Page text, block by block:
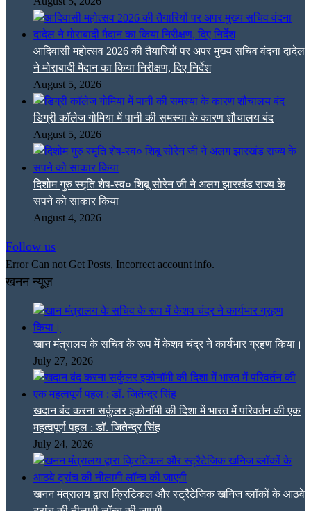
आदिवासी महोत्सव 2026 की तैयारियों पर अपर मुख्य सचिव वंदना दादेल
ने मोराबादी मैदान का किया निरीक्षण, दिए निर्देश
August 5, 2026
डिग्री कॉलेज गोमिया में पानी की समस्या के कारण शौचालय बंद
August 5, 2026
दिशोम गुरु स्मृति शेष-स्व० शिबू सोरेन जी ने अलग झारखंड राज्य के
सपने को साकार किया
August 4, 2026
Follow us
Error Can not Get Posts, Incorrect account info.
खनन न्यूज़
खान मंत्रालय के सचिव के रूप में केशव चंद्र ने कार्यभार ग्रहण किया।
July 27, 2026
खदान बंद करना सर्कुलर इकोनॉमी की दिशा में भारत में परिवर्तन की एक
महत्वपूर्ण पहल : डॉ. जितेन्द्र सिंह
July 24, 2026
खनन मंत्रालय द्वारा क्रिटिकल और स्ट्रैटेजिक खनिज ब्लॉकों के आठवे